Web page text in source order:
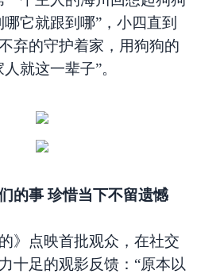
它就跟到哪”，小四直到
弃的守护着家，用狗狗的
就这一辈子”。
的事 珍惜当下不留遗憾
》点映首批观众，在社交
十足的观影反馈：“原本以